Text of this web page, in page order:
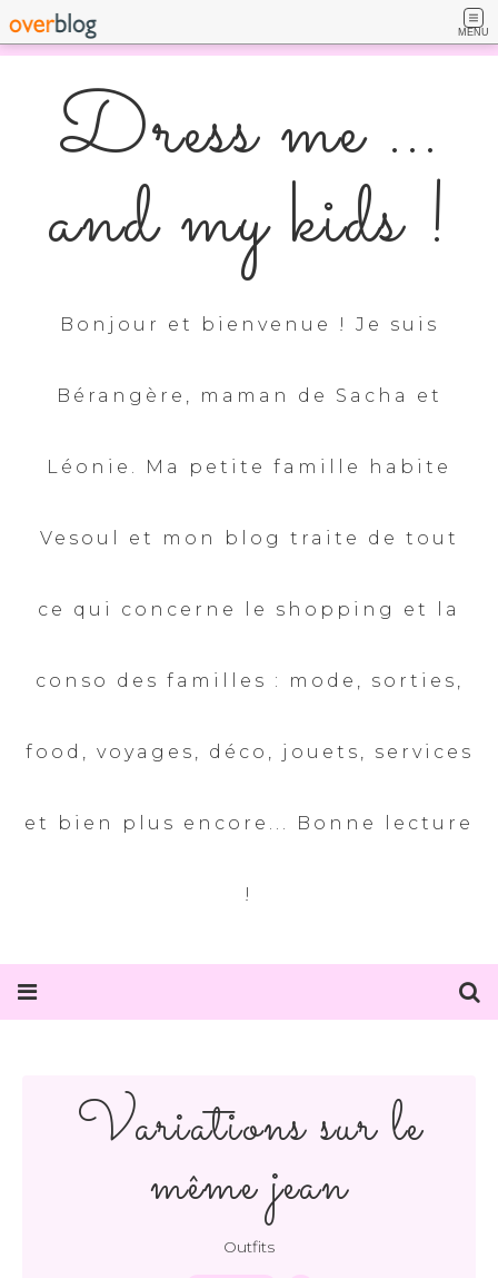
MENU
Dress me ...
and my kids !
Bonjour et bienvenue ! Je suis
Bérangère, maman de Sacha et
Léonie. Ma petite famille habite
Vesoul et mon blog traite de tout
ce qui concerne le shopping et la
conso des familles : mode, sorties,
food, voyages, déco, jouets, services
et bien plus encore... Bonne lecture
!
Variations sur le
même jean
Outfits